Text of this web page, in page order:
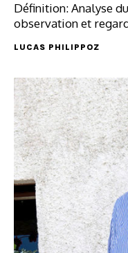
Définition: Analyse
observation et
LUCAS PHILIPPOZ